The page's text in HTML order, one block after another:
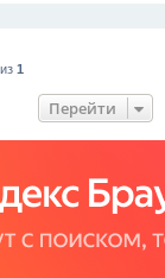
из 1
Перейти